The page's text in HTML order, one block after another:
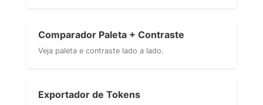
Comparador Paleta + Contraste
Veja paleta e contraste lado a lado.
Exportador de Tokens